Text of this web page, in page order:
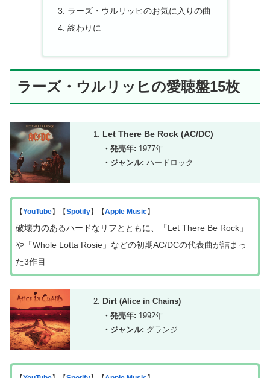
ラーズ・ウルリッヒのお気に入りの曲
終わりに
ラーズ・ウルリッヒの愛聴盤15枚
Let There Be Rock (AC/DC)
・発売年: 1977年
・ジャンル: ハードロック
【YouTube】【Spotify】【Apple Music】
破壊力のあるハードな リフとともに、「Let There Be Rock」
や「Whole Lotta Rosie」などの初期AC/DCの代表曲が詰まっ
た3作目
Dirt (Alice in Chains)
・発売年: 1992年
・ジャンル: グランジ